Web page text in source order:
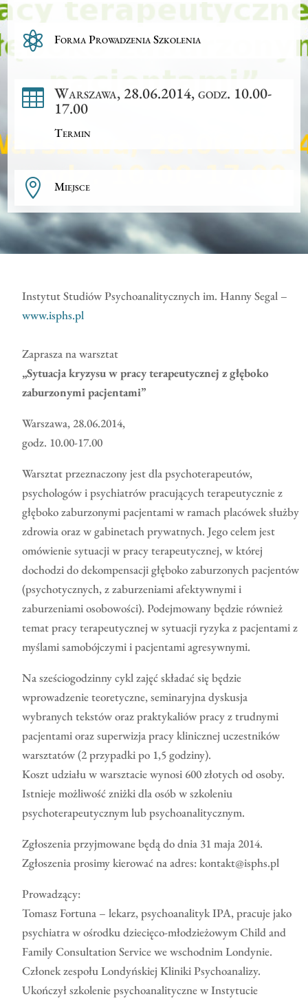
 Forma Prowadzenia Szkolenia
 Warszawa, 28.06.2014, godz. 10.00-
17.00
Termin
 Miejsce
Instytut Studiów Psychoanalitycznych im. Hanny Segal –
www.isphs.pl
Zaprasza na warsztat
„Sytuacja kryzysu w pracy terapeutycznej z głęboko
zaburzonymi pacjentami”
Warszawa, 28.06.2014,
godz. 10.00-17.00
Warsztat przeznaczony jest dla psychoterapeutów,
psychologów i psychiatrów pracujących terapeutycznie z
głęboko zaburzonymi pacjentami w ramach placówek służby
zdrowia oraz w gabinetach prywatnych. Jego celem jest
omówienie sytuacji w pracy terapeutycznej, w której
dochodzi do dekompensacji głęboko zaburzonych pacjentów
(psychotycznych, z zaburzeniami afektywnymi i
zaburzeniami osobowości). Podejmowany będzie również
temat pracy terapeutycznej w sytuacji ryzyka z pacjentami z
myślami samobójczymi i pacjentami agresywnymi.
Na sześciogodzinny cykl zajęć składać się będzie
wprowadzenie teoretyczne, seminaryjna dyskusja
wybranych tekstów oraz praktykaliów pracy z trudnymi
pacjentami oraz superwizja pracy klinicznej uczestników
warsztatów (2 przypadki po 1,5 godziny).
Koszt udziału w warsztacie wynosi 600 złotych od osoby.
Istnieje możliwość zniżki dla osób w szkoleniu
psychoterapeutycznym lub psychoanalitycznym.
Zgłoszenia przyjmowane będą do dnia 31 maja 2014.
Zgłoszenia prosimy kierować na adres: kontakt@isphs.pl
Prowadzący:
Tomasz Fortuna – lekarz, psychoanalityk IPA, pracuje jako
psychiatra w ośrodku dziecięco-młodzieżowym Child and
Family Consultation Service we wschodnim Londynie.
Członek zespołu Londyńskiej Kliniki Psychoanalizy.
Ukończył szkolenie psychoanalityczne w Instytucie